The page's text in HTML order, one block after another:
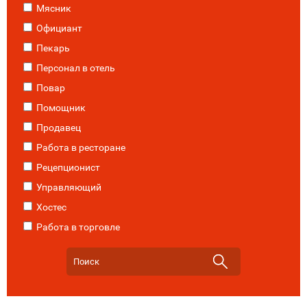
Мясник
Официант
Пекарь
Персонал в отель
Повар
Помощник
Продавец
Работа в ресторане
Рецепционист
Управляющий
Хостес
Работа в торговле